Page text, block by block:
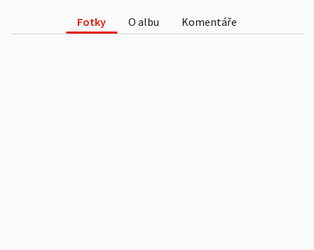
Fotky O albu Komentáře